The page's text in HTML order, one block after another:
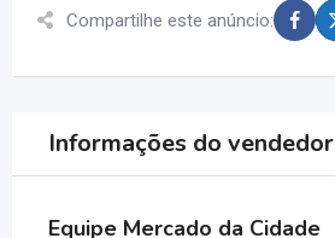
Compartilhe este anúncio:
Informações do vendedor
Equipe Mercado da Cidade